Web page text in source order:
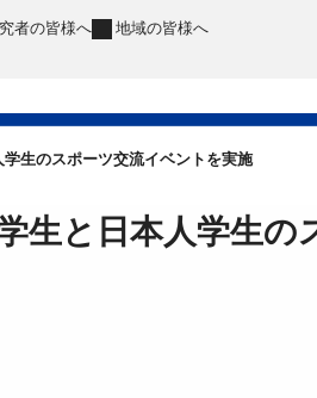
者の皆様へ 地域の皆様へ
生のスポーツ交流イベントを実施
生と日本人学生の